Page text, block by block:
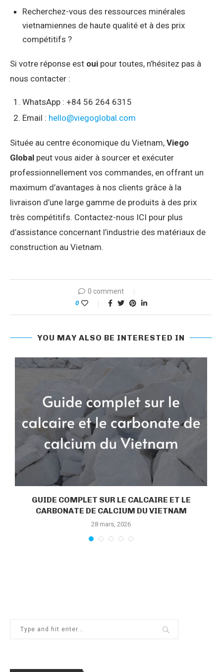
Recherchez-vous des ressources minérales
vietnamiennes de haute qualité et à des prix
compétitifs ?
Si votre réponse est oui pour toutes, n’hésitez pas à
nous contacter :
WhatsApp : +84 56 264 6315
Email : hello@viegoglobal.com
Située au centre économique du Vietnam, Viego
Global peut vous aider à sourcer et exécuter
professionnellement vos commandes, en offrant un
maximum d’avantages à nos clients grâce à la
livraison d’une large gamme de produits à des prix
très compétitifs. Contactez-nous ICI pour plus
d’assistance concernant l’industrie des matériaux de
construction au Vietnam.
0 comment
0
YOU MAY ALSO BE INTERESTED IN
GUIDE COMPLET SUR LE CALCAIRE ET LE
CARBONATE DE CALCIUM DU VIETNAM
28 mars, 2026